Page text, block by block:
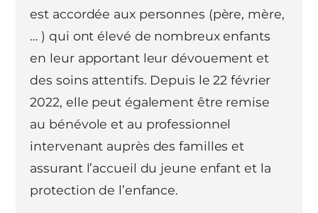
est accordée aux personnes (père, mère,
… ) qui ont élevé de nombreux enfants
en leur apportant leur dévouement et
des soins attentifs. Depuis le 22 février
2022, elle peut également être remise
au bénévole et au professionnel
intervenant auprès des familles et
assurant l’accueil du jeune enfant et la
protection de l’enfance.